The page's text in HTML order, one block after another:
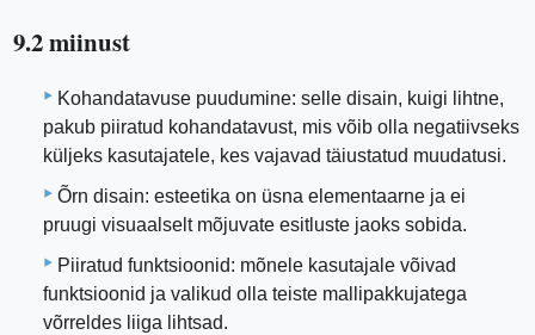
9.2 miinust
Kohandatavuse puudumine: selle disain, kuigi lihtne,
pakub piiratud kohandatavust, mis võib olla negatiivseks
küljeks kasutajatele, kes vajavad täiustatud muudatusi.
Õrn disain: esteetika on üsna elementaarne ja ei
pruugi visuaalselt mõjuvate esitluste jaoks sobida.
Piiratud funktsioonid: mõnele kasutajale võivad
funktsioonid ja valikud olla teiste mallipakkujatega
võrreldes liiga lihtsad.